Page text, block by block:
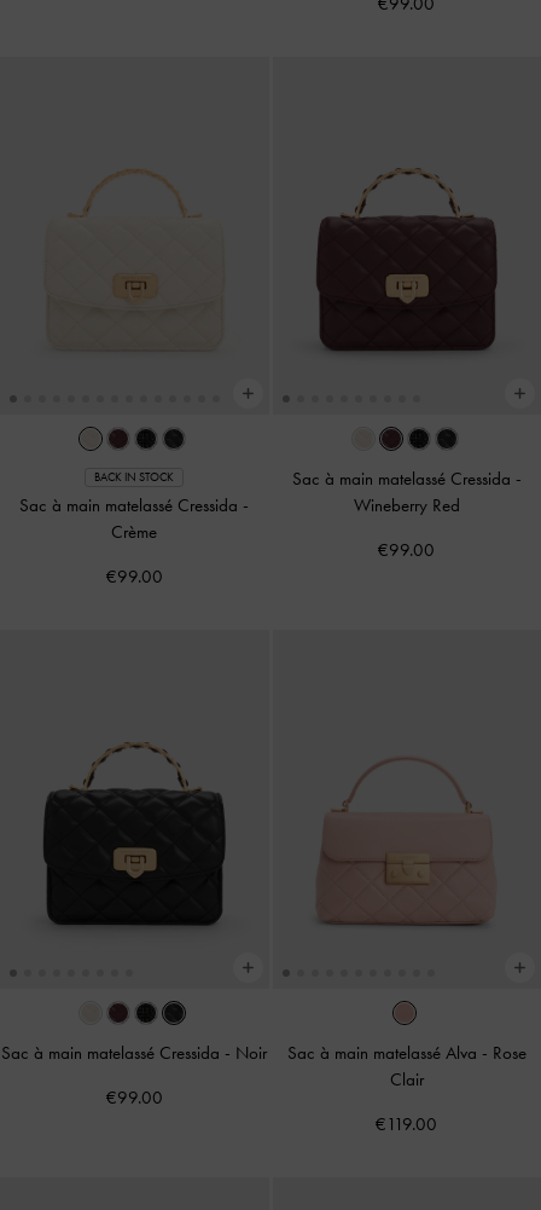
BACK IN STOCK
Sac à main matelassé Cressida -
Crème
€99.00
Sac à main matelassé Cressida -
Wineberry Red
€99.00
Sac à main matelassé Cressida - Noir
€99.00
Sac à main matelassé Alva - Rose
Clair
€119.00